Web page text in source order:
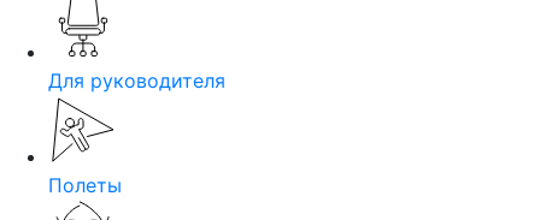
Для руководителя
Полеты